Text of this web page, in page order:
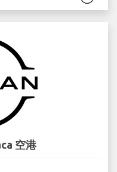
空港